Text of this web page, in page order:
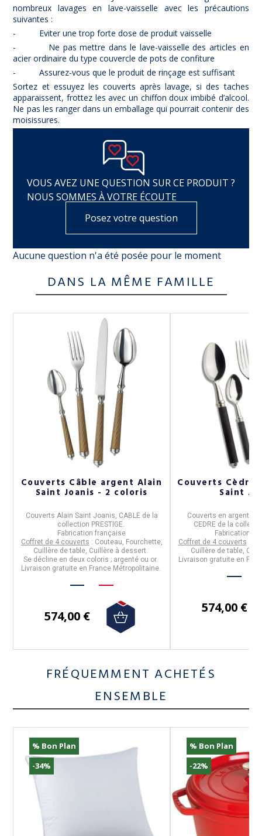
nombreux lavages en lave-vaisselle avec les précautions
suivantes :
- Eviter une trop forte dose de produit vaisselle
- Ne pas mettre dans le lave-vaisselle des articles en
acier ordinaire du type couvercle de pots de confiture
- Assurez-vous que le produit de rinçage est suffisant
Sortez et essuyez les couverts après lavage, si des taches
apparaissent, frottez les avec un chiffon doux imbibé d’alcool.
Ne pas les ranger dans un emballage qui pourrait contenir des
moisissures.
VOUS AVEZ UNE QUESTION SUR CE PRODUIT ?
NOUS SOMMES À VOTRE ÉCOUTE
Posez votre question
Aucune question n'a été posée pour le moment
DANS LA MÊME FAMILLE
Couverts Câble argent Alain
Saint Joanis - 2 coloris
Couverts Alain Saint Joanis, CABLE de la
collection PRESTIGE.
Fabrication française
Coffret de 4 couverts : Couteau, Fourchette,
Cuillère de table, Cuillère à dessert.
Se décline en deux coloris ; argenté ou or.
Livraison gratuite en France Métropolitaine.
574,00 €
Couverts Cèdre
Saint
Couverts en argent
CEDRE de la
Fabrication
Coffret de 4 couverts
Cuillère de table,
Livraison gratuite en
574,00 €
FRÉQUEMMENT ACHETÉS
ENSEMBLE
% Bon Plan
-34%
% Bon Plan
-22%